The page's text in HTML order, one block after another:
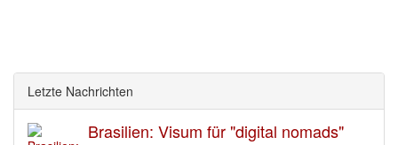
Letzte Nachrichten
Brasilien: Visum für "digital nomads"